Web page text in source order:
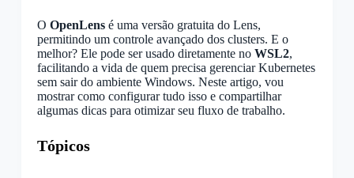
O OpenLensé uma versão gratuita do Lens,
permitindo um controle avançado dos clusters. E o
melhor? Ele pode ser usado diretamente no WSL2,
facilitando a vida de quem precisa gerenciar Kubernetes
sem sair do ambiente Windows. Neste artigo, vou
mostrar como configurar tudo isso e compartilhar
algumas dicas para otimizar seu fluxo de trabalho.
Tópicos